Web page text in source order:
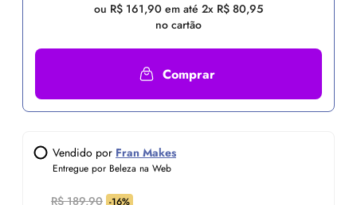
ou R$ 161,90 em até 2x R$ 80,95
no cartão
Comprar
Vendido por Fran Makes
Entregue por Beleza na Web
R$ 189,90 -16%